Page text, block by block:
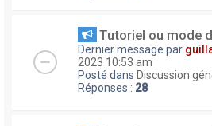
Tutoriel ou mode
Dernier message par
2023 10:53 am
Posté dans Discussion
Réponses : 28